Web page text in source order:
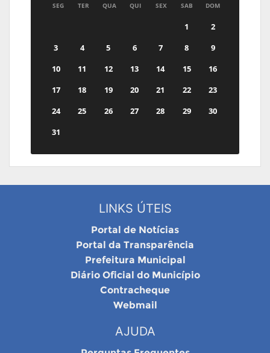
SEG TER QUA QUI SEX SAB DOM
1
2
3
4 5 6 7 8
9
10
11 12 13 14 15
16
17
18 19 20 21 22
23
24
25 26 27 28 29
30
31
LINKS ÚTEIS
Portal de Notícias
Portal da Transparência
Prefeitura Municipal
Diário Oficial do Município
Contracheque
Webmail
AJUDA